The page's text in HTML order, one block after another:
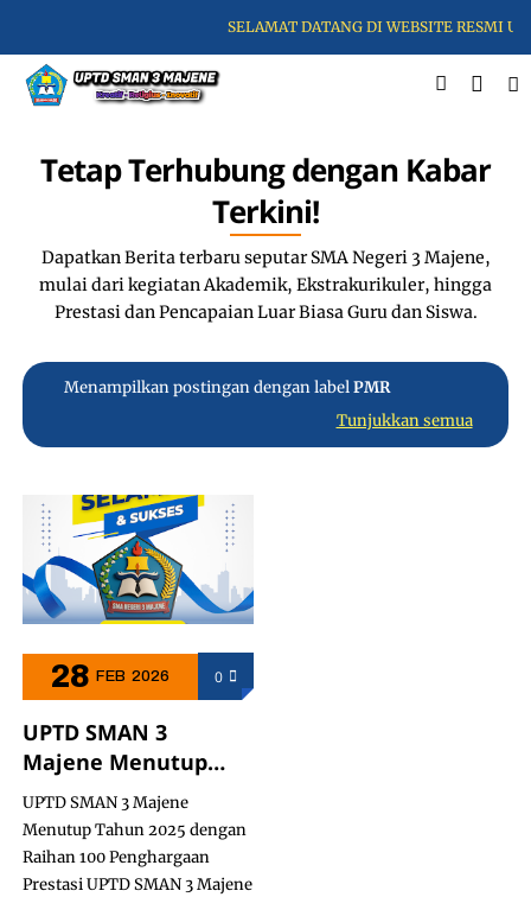
SELAMAT DATANG DI WEBSITE RESMI
Tetap Terhubung dengan Kabar
Terkini!
Dapatkan Berita terbaru seputar SMA Negeri 3 Majene,
mulai dari kegiatan Akademik, Ekstrakurikuler, hingga
Prestasi dan Pencapaian Luar Biasa Guru dan Siswa.
Menampilkan postingan dengan labelPMR
Tunjukkan semua
28 FEB 2026 0
UPTD SMAN 3
Majene Menutup
Tahun 2025 dengan
Raihan 100
Penghargaan
Prestasi
UPTD SMAN 3 Majene
Menutup Tahun 2025 dengan
Raihan 100 Penghargaan
Prestasi UPTD SMAN 3 Majene